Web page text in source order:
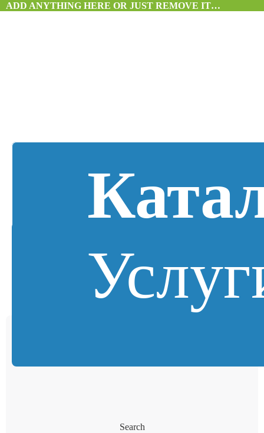
ADD ANYTHING HERE OR JUST REMOVE IT…
Search